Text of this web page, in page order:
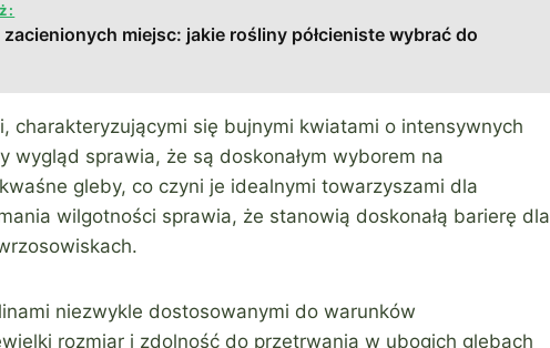
zacienionych miejsc: jakie rośliny półcieniste wybrać do
charakteryzującymi się bujnymi kwiatami o intensywnych
sprawia, że są doskonałym wyborem na
gleby, co czyni je idealnymi towarzyszami dla
wilgotności sprawia, że stanowią doskonałą barierę dla
niezwykle dostosowanymi do warunków
rozmiar i zdolność do przetrwania w ubogich glebach